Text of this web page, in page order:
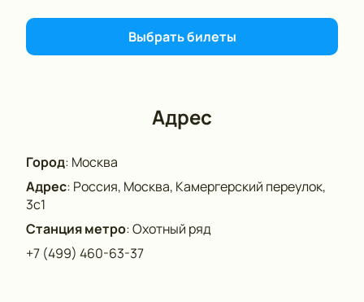
пятницы» в МХТ им. А. П. Чехова 29 декабря.
Выбрать билеты
Адрес
Город: Москва
Адрес: Россия, Москва, Камергерский переулок,
3с1
Станция метро:Охотный ряд
+7 (499) 460-63-37